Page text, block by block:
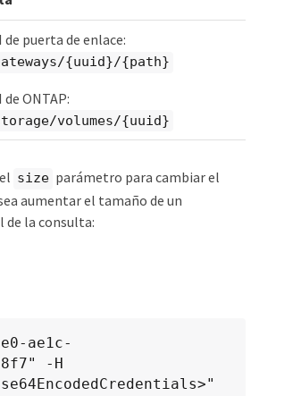
de puerta de enlace:
{uuid}/{path}
de ONTAP:
volumes/{uuid}
size parámetro para cambiar el
aumentar el tamaño de un
de la consulta:
ae1c-
-H